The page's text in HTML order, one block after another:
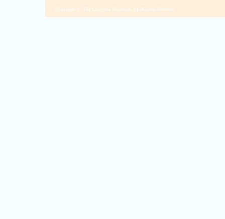
Copyright © The Chunichi Shimbun, All Rights Reserved.